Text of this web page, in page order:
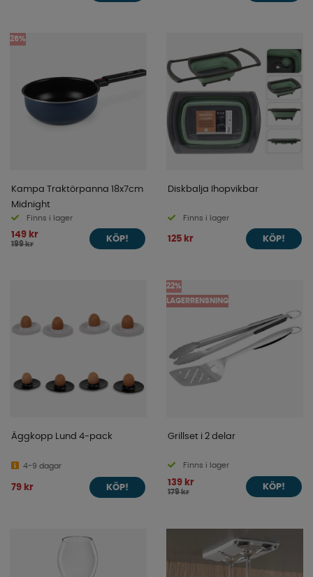
25%
Kampa Traktörpanna 18x7cm
Midnight
Finns i lager
149 kr
199 kr
KÖP!
Diskbalja Ihopvikbar
Finns i lager
125 kr KÖP!
Äggkopp Lund 4-pack
4-9 dagar
79 kr KÖP!
22%
LAGERRENSNING
Grillset i 2 delar
Finns i lager
139 kr
179 kr
KÖP!